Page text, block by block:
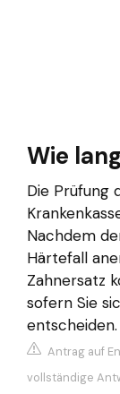
Wie
Die Prüfung
Nachdem
Härtefall
Zahnersatz
sofern Sie
entscheiden.
Antrag auf
vollständige